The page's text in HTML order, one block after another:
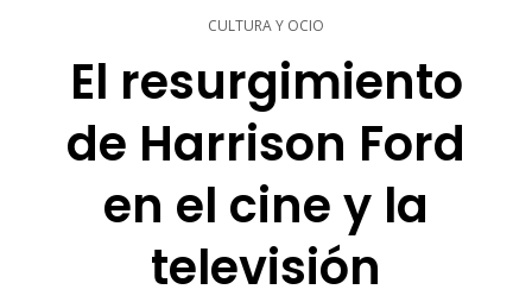
CULTURA Y OCIO
El resurgimiento
de Harrison Ford
en el cine y la
televisión